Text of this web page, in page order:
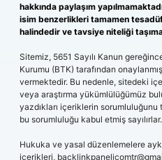
hakkında paylaşım
isim benzerlikleri tamamen
halindedir ve tavsiye niteliği
Sitemiz, 5651 Sayılı Kanun
Kurumu (BTK) tarafından
vermektedir. Bu nedenle, sitedeki
veya araştırma yükümlülüğümüz
yazdıkları içeriklerin
bu sorumluluğu kabul etmiş sayılırlar.
Hukuka ve yasal düzenlemelere
içerikleri,